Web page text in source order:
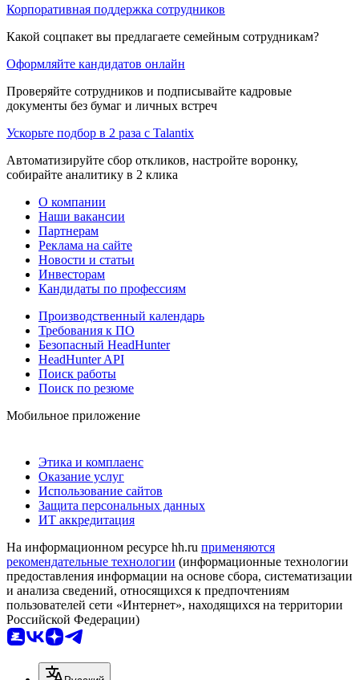
Корпоративная поддержка сотрудников
Какой соцпакет вы предлагаете семейным сотрудникам?
Оформляйте кандидатов онлайн
Проверяйте сотрудников и подписывайте кадровые
документы без бумаг и личных встреч
Ускорьте подбор в 2 раза с Talantix
Автоматизируйте сбор откликов, настройте воронку,
собирайте аналитику в 2 клика
О компании
Наши вакансии
Партнерам
Реклама на сайте
Новости и статьи
Инвесторам
Кандидаты по профессиям
Производственный календарь
Требования к ПО
Безопасный HeadHunter
HeadHunter API
Поиск работы
Поиск по резюме
Мобильное приложение
Этика и комплаенс
Оказание услуг
Использование сайтов
Защита персональных данных
ИТ аккредитация
На информационном ресурсе hh.ru применяются
рекомендательные технологии (информационные технологии
предоставления информации на основе сбора, систематизации
и анализа сведений, относящихся к предпочтениям
пользователей сети «Интернет», находящихся на территории
Российской Федерации)